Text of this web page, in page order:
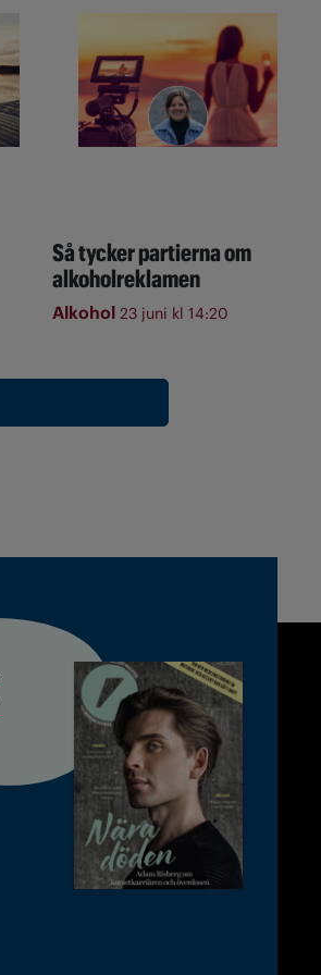
Så tycker partierna om
alkoholreklamen
Alkohol 23 juni kl 14:20